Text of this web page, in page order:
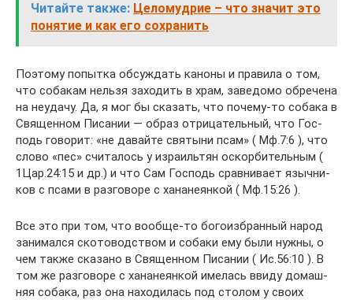
Читайте также: Целомудрие – что значит это
понятие и как его сохранить
Поэтому попытка обсуж­дать каноны и пра­вила о том,
что соба­кам нельзя захо­дить в храм, заве­домо обре­чена
на неудачу. Да, я мог бы ска­зать, что почему-то собака в
Свя­щен­ном Писа­нии — образ отри­ца­тель­ный, что Гос­
подь гово­рит: «не давайте свя­тыни псам» ( Мф.7:6 ), что
слово «пес» счи­та­лось у изра­иль­тян оскор­би­тель­ным (
1Цар.24:15 и др.) и что Сам Гос­подь срав­ни­вает языч­ни­
ков с псами в раз­го­воре с хана­не­ян­кой ( Мф.15:26 ).
Все это при том, что вообще-то бого­из­бран­ный народ
зани­мался ско­то­вод­ством и собаки ему были нужны, о
чем также ска­зано в Свя­щен­ном Писа­нии ( Ис.56:10 ). В
том же раз­го­воре с хана­не­ян­кой име­лась ввиду домаш­
няя собака, раз она нахо­ди­лась под столом у своих